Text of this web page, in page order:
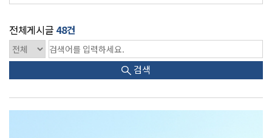
전체게시글 48건
검색